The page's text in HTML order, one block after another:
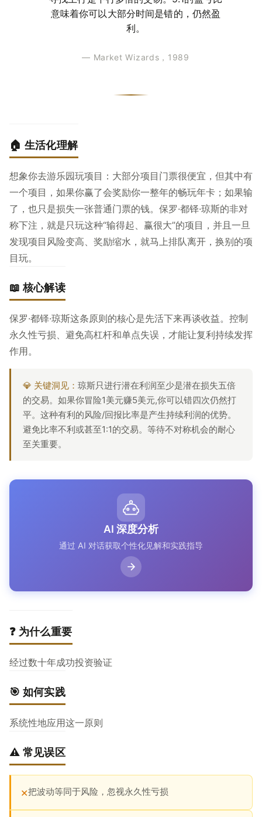
意味着你可以大部分时间是错的，仍然盈
利。
— Market Wizards，1989
🏠 生活化理解
想象你去游乐园玩项目：大部分项目门票很便宜，但其中有
一个项目，如果你赢了会奖励你一整年的畅玩年卡；如果输
了，也只是损失一张普通门票的钱。保罗·都铎·琼斯的非对
称下注，就是只玩这种“输得起、赢很大”的项目，并且一旦
发现项目风险变高、奖励缩水，就马上排队离开，换别的项
目玩。
📖 核心解读
保罗·都铎·琼斯这条原则的核心是先活下来再谈收益。控制
永久性亏损、避免高杠杆和单点失误，才能让复利持续发挥
作用。
💎 关键洞见： 琼斯只进行潜在利润至少是潜在损失五倍
的交易。如果你冒险1美元赚5美元,你可以错四次仍然打
平。这种有利的风险/回报比率是产生持续利润的优势。
避免比率不利或甚至1:1的交易。等待不对称机会的耐心
至关重要。
AI 深度分析
通过 AI 对话获取个性化见解和实践指导
❓ 为什么重要
经过数十年成功投资验证
🎯 如何实践
系统性地应用这一原则
⚠️ 常见误区
✕把波动等同于风险，忽视永久性亏损